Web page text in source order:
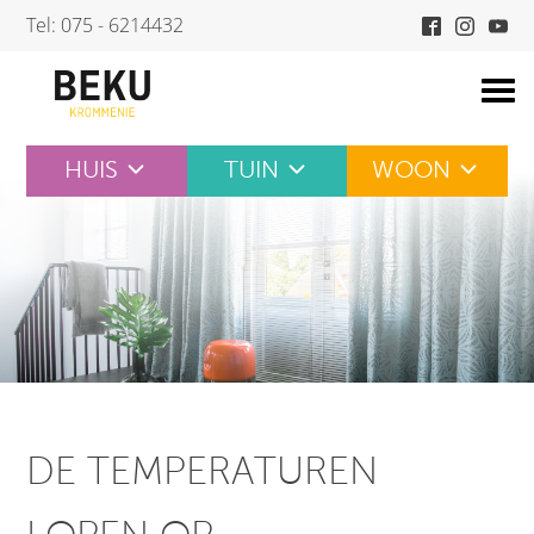
Skip
content
Tel: 075 - 6214432
HUIS TUIN WOON
DE TEMPERATUREN